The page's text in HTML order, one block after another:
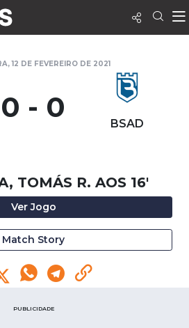
12 DE FEVEREIRO DE 2021
0 - 0 BSAD
TOMÁS R. AOS 16'
Ver Jogo
Match Story
PUBLICIDADE